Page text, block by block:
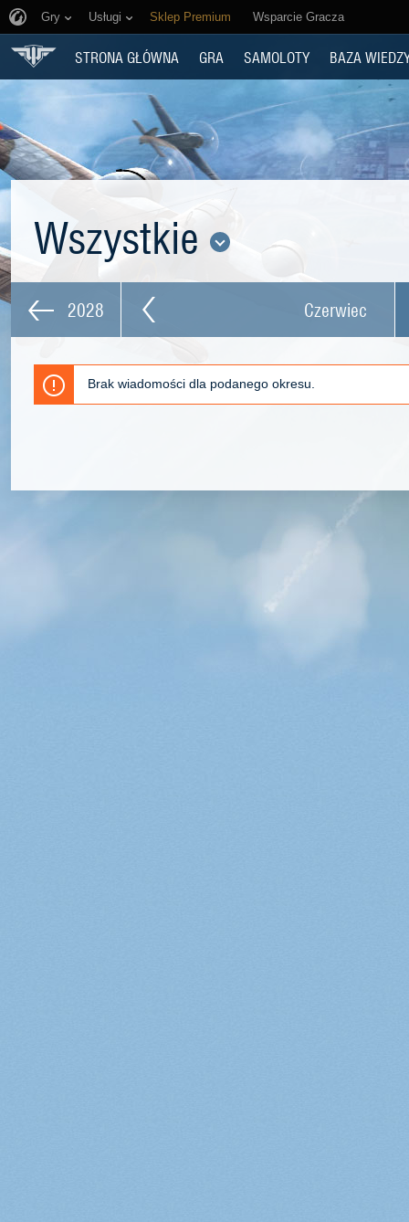
Gry Usługi Sklep Premium Wsparcie Gracza
STRONA GŁÓWNA GRA SAMOLOTY BAZA
Wszystkie
2028 Czerwiec
Brak wiadomości dla podanego okresu.